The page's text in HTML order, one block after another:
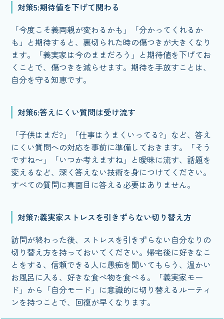
対策5:期待値を下げて関わる
「今度こそ義両親が変わるかも」「分かってくれるか
も」と期待すると、裏切られた時の傷つきが大きくなり
ます。「義実家は今のままだろう」と期待値を下げてお
くことで、傷つきを減らせます。期待を手放すことは、
自分を守る知恵です。
対策6:答えにくい質問は受け流す
「子供はまだ?」「仕事はうまくいってる?」など、答え
にくい質問への対応を事前に準備しておきます。「そう
ですね〜」「いつか考えますね」と曖昧に流す、話題を
変えるなど、深く答えない技術を身につけてください。
すべての質問に真面目に答える必要はありません。
対策7:義実家ストレスを引きずらない切り替え方
訪問が終わった後、ストレスを引きずらない自分なりの
切り替え方を持っておいてください。帰宅後に好きなこ
とをする、信頼できる人に愚痴を聞いてもらう、温かい
お風呂に入る、好きな食べ物を食べる。「義実家モー
ド」から「自分モード」に意識的に切り替えるルーティ
ンを持つことで、回復が早くなります。